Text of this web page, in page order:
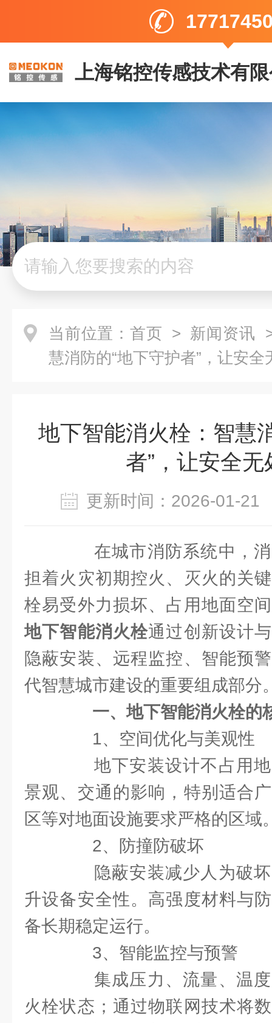
上海铭控传感技术有
当前位置： 首页 > 新闻资讯
慧消防的“地下守护者”，让安全
地下智能消火栓：智慧
者”，让安全无
更新时间：2026-01-
在城市消防系统中，消
担着火灾初期控火、灭火的关
栓易受外力损坏、占用地面空
地下智能消火栓通过创新设计
隐蔽安装、远程监控、智能预
代智慧城市建设的重要组成部分
一、地下智能消火栓的
1、空间优化与美观性​
地下安装设计不占用地
景观、交通的影响，特别适合
区等对地面设施要求严格的区域
2、防撞防破坏​
隐蔽安装减少人为破坏
升设备安全性。高强度材料与
备长期稳定运行。
3、智能监控与预警​
集成压力、流量、温度
火栓状态；通过物联网技术将